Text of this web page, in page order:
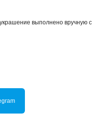
выполнено вручную с